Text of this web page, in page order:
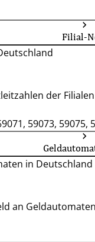
Filial-
der Filialen
59073, 59075,
in Deutschland
an